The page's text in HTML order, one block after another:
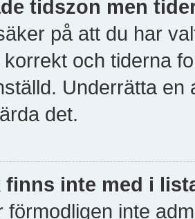
tidszon men
på att du har
och tiderna
Underrätta
det.
finns inte med i
förmodligen inte